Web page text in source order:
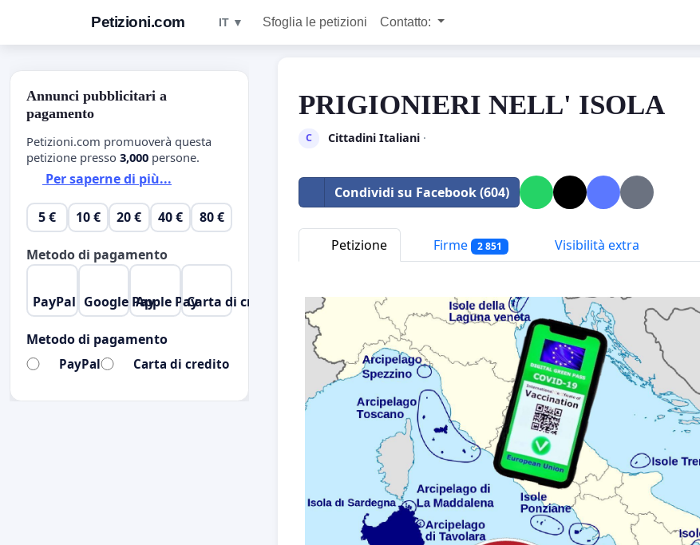
Petizioni.com IT ▼ Sfoglia le petizioni Contatto:
PRIGIONIERI NELL' ISOLA
C Cittadini Italiani·
Condividi su Facebook (604)
Petizione Firme 2 851 Visibilità extra
Annunci pubblicitari a
pagamento
Petizioni.com promuoverà questa
petizione presso 3,000 persone.
Per saperne di più...
5 € 10 € 20 € 40 € 80 €
Metodo di pagamento
PayPal Google PayApple PayCarta di credito
Metodo di pagamento
PayPal Carta di credito